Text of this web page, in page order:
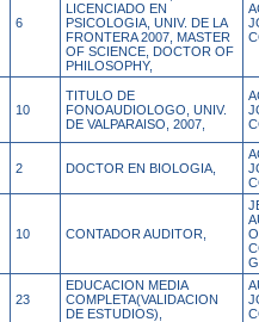
6
LICENCIADO EN
PSICOLOGIA, UNIV. DE LA
FRONTERA 2007, MASTER
OF SCIENCE, DOCTOR OF
PHILOSOPHY,
10
TITULO DE
FONOAUDIOLOGO, UNIV.
DE VALPARAISO, 2007,
2 DOCTOR EN BIOLOGIA,
10 CONTADOR AUDITOR,
23
EDUCACION MEDIA
COMPLETA(VALIDACION
DE ESTUDIOS),